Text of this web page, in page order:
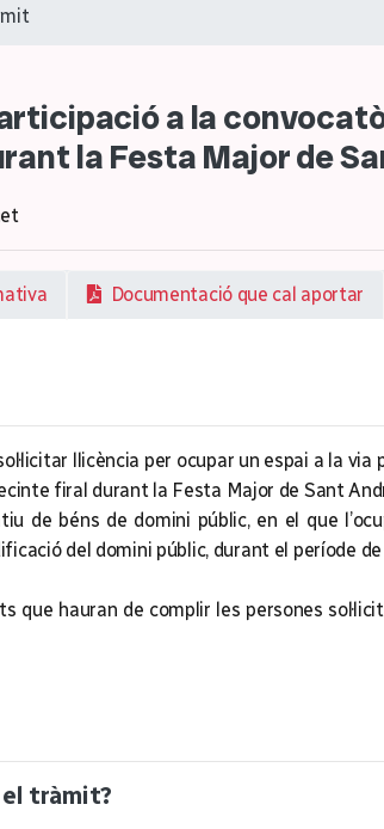
a la
la Festa Major de
Documentació que cal aportar
llicència per ocupar un espai a la
firal durant la Festa Major de Sant
de béns de domini públic, en el que
del domini públic, durant el període
que hauran de complir les persones
tràmit?